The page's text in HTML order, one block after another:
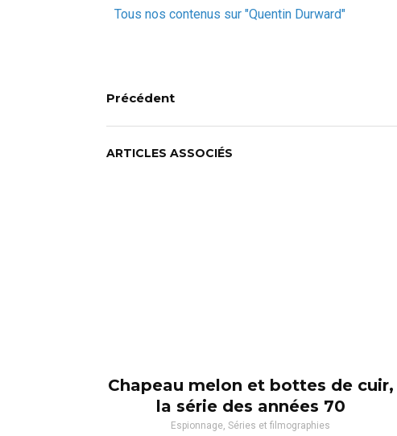
Tous nos contenus sur "Quentin Durward"
Précédent
ARTICLES ASSOCIÉS
Chapeau melon et bottes de cuir,
la série des années 70
Espionnage, Séries et filmographies